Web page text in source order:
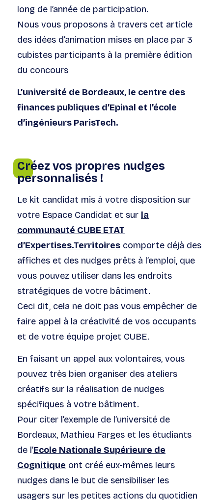
long de l’année de participation.
Nous vous proposons à travers cet article
des idées d’animation mises en place par 3
cubistes participants à la première édition
du concours
L’université de Bordeaux, le centre des
finances publiques d’Epinal et l’école
d’ingénieurs ParisTech.
Créez vos propres nudges
personnalisés !
Le kit candidat mis à votre disposition sur
votre Espace Candidat et sur la
communauté CUBE ETAT
d’Expertises.Territoires comporte déjà des
affiches et des nudges prêts à l’emploi, que
vous pouvez utiliser dans les endroits
stratégiques de votre bâtiment.
Ceci dit, cela ne doit pas vous empêcher de
faire appel à la créativité de vos occupants
et de votre équipe projet CUBE.
En faisant un appel aux volontaires, vous
pouvez très bien organiser des ateliers
créatifs sur la réalisation de nudges
spécifiques à votre bâtiment.
Pour citer l’exemple de l’université de
Bordeaux, Mathieu Farges et les étudiants
de l’Ecole Nationale Supérieure de
Cognitique ont créé eux-mêmes leurs
nudges dans le but de sensibiliser les
usagers sur les petites actions du quotidien